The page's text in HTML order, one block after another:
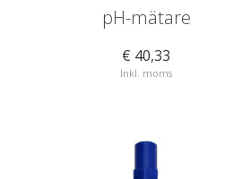
pH-mätare
€ 40,33
Inkl. moms